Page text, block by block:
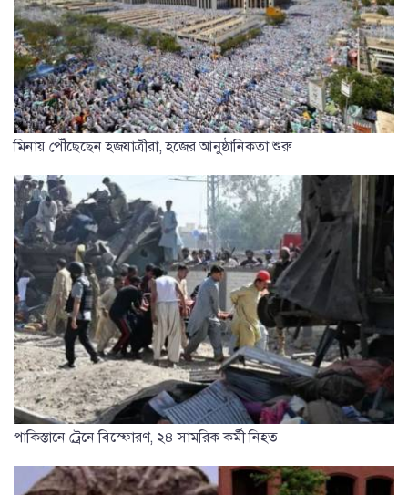
মিনায় পৌঁছেছেন হজযাত্রীরা, হজের আনুষ্ঠানিকতা শুরু
পাকিস্তানে ট্রেনে বিস্ফোরণ, ২৪ সামরিক কর্মী নিহত